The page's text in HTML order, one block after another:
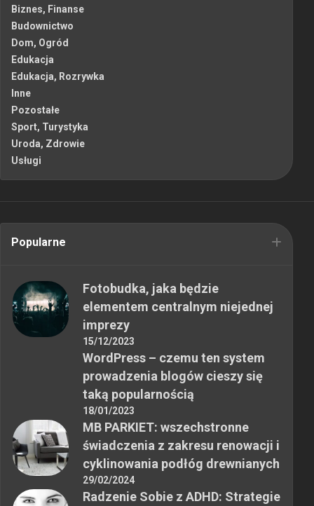
Biznes, Finanse
Budownictwo
Dom, Ogród
Edukacja
Edukacja, Rozrywka
Inne
Pozostałe
Sport, Turystyka
Uroda, Zdrowie
Usługi
Popularne
Fotobudka, jaka będzie
elementem centralnym niejednej
imprezy
15/12/2023
WordPress – czemu ten system
prowadzenia blogów cieszy się
taką popularnością
18/01/2023
MB PARKIET: wszechstronne
świadczenia z zakresu renowacji i
cyklinowania podłóg drewnianych
29/02/2024
Radzenie Sobie z ADHD: Strategie